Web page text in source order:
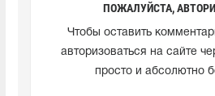
ПОЖАЛУЙСТА,
Чтобы оставить
авторизоваться на сайте
просто и абсолютно